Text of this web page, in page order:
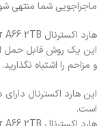
ماجراجویی شما منتهی
این یک روش قابل حمل
و مزاحم را اشتباه نگذارید.
است.